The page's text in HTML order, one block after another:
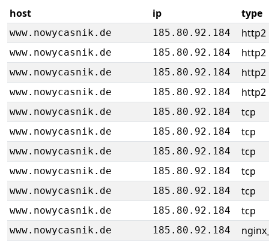
host ip type
www.nowycasnik.de 185.80.92.184 http2
www.nowycasnik.de 185.80.92.184 http2
www.nowycasnik.de 185.80.92.184 http2
www.nowycasnik.de 185.80.92.184 http2
www.nowycasnik.de 185.80.92.184 tcp
www.nowycasnik.de 185.80.92.184 tcp
www.nowycasnik.de 185.80.92.184 tcp
www.nowycasnik.de 185.80.92.184 tcp
www.nowycasnik.de 185.80.92.184 tcp
www.nowycasnik.de 185.80.92.184 tcp
www.nowycasnik.de 185.80.92.184